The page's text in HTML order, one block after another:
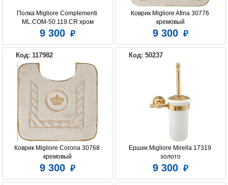
Полка Migliore Complementi
ML.COM-50.119.CR хром
9 300
Коврик Migliore Afina 30776
кремовый
9 300
Код: 117982
Коврик Migliore Corona 30768
кремовый
9 300
Код: 50237
Ершик Migliore Mirella 17319
золото
9 300